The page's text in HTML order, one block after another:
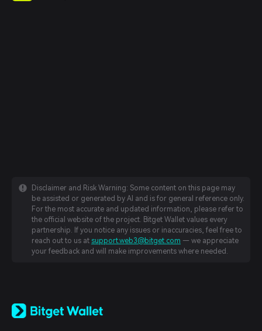
Disclaimer and Risk Warning: Some content on this page may
be assisted or generated by AI and is for general reference only.
For the most accurate and updated information, please refer to
the official website of the project. Bitget Wallet values every
partnership. If you notice any issues or inaccuracies, feel free to
reach out to us at support.web3@bitget.com — we appreciate
your feedback and will make improvements where needed.
日本語